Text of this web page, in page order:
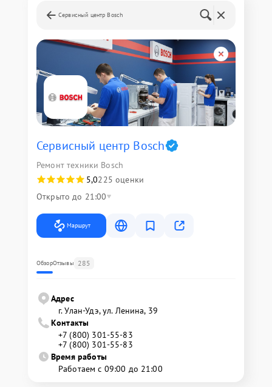
Сервисный центр Bosch
Сервисный центр Bosch
Ремонт техники Bosch
5,0225 оценки
Открыто до 21:00
Маршрут
ОбзорОтзывы 285
Адрес
г. Улан-Удэ, ул. Ленина, 39
Контакты
+7 (800) 301-55-83
+7 (800) 301-55-83
Время работы
Работаем с 09:00 до 21:00